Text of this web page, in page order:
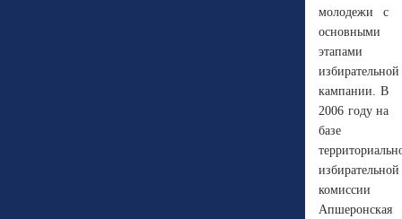
молодежи с
основными
этапами
избирательной
кампании. В
2006 году на
базе
избирательной
комиссии
Апшеронская